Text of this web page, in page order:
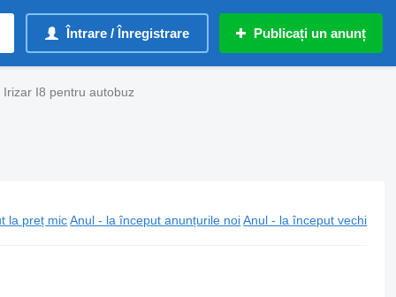
Întrare / Înregistrare Publicați un anunț
I8 pentru autobuz
la preț mic Anul - la început anunțurile noi Anul - la început vechi